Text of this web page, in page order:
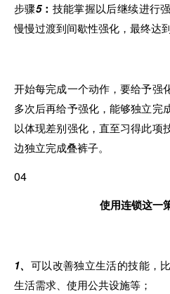
步骤5： 技能掌握以后继续进行
慢慢过渡到间歇性强化，最终达
开始每完成一个动作，要给予强
多次后再给予强化，能够独立完
以体现差别强化，直至习得此项
边独立完成叠裤子。
04
使用连锁这一
1、 可以改善独立生活的技能，
生活需求、使用公共设施等；